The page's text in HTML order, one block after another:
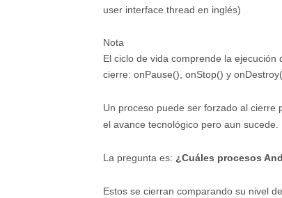
user interface thread en inglés)
Nota
El ciclo de vida comprende la
cierre: onPause(), onStop() y
Un proceso puede ser forzado al cierre
el avance tecnológico pero aun sucede.
La pregunta es: ¿Cuáles procesos
Estos se cierran comparando su nivel